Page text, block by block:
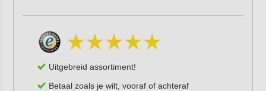
Uitgebreid assortiment!
Betaal zoals je wilt, vooraf of achteraf